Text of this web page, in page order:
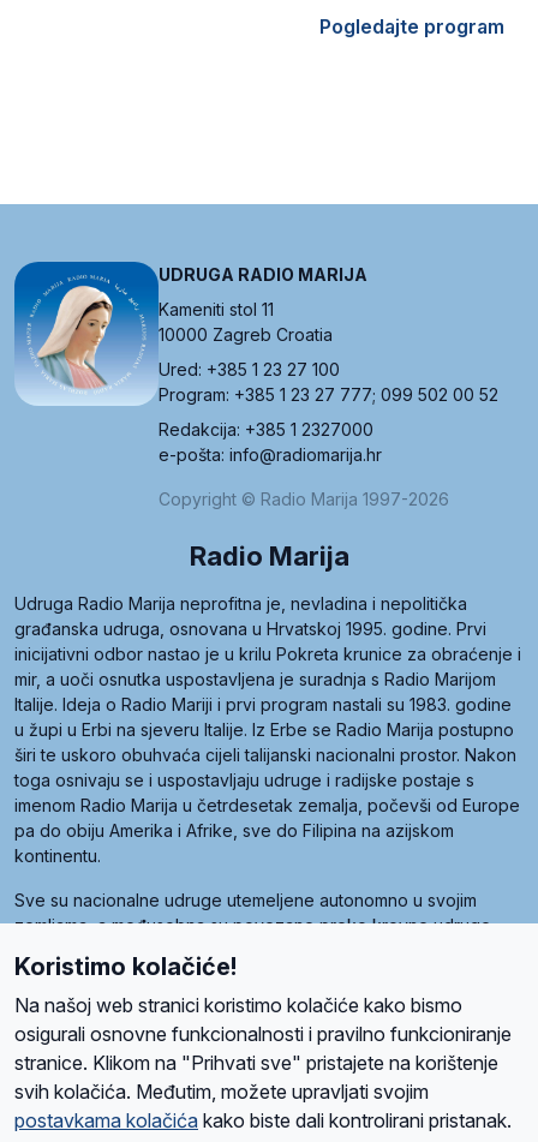
Pogledajte program
UDRUGA RADIO MARIJA
Kameniti stol 11
10000 Zagreb Croatia
Ured: +385 1 23 27 100
Program: +385 1 23 27 777; 099 502 00 52
Redakcija: +385 1 2327000
e-pošta: info@radiomarija.hr
Copyright © Radio Marija 1997-2026
Radio Marija
Udruga Radio Marija neprofitna je, nevladina i nepolitička
građanska udruga, osnovana u Hrvatskoj 1995. godine. Prvi
inicijativni odbor nastao je u krilu Pokreta krunice za obraćenje i
mir, a uoči osnutka uspostavljena je suradnja s Radio Marijom
Italije. Ideja o Radio Mariji i prvi program nastali su 1983. godine
u župi u Erbi na sjeveru Italije. Iz Erbe se Radio Marija postupno
širi te uskoro obuhvaća cijeli talijanski nacionalni prostor. Nakon
toga osnivaju se i uspostavljaju udruge i radijske postaje s
imenom Radio Marija u četrdesetak zemalja, počevši od Europe
pa do obiju Amerika i Afrike, sve do Filipina na azijskom
kontinentu.
Sve su nacionalne udruge utemeljene autonomno u svojim
zemljama, a međusobna su povezane preko krovne udruge
Radio Maria). Svjetsku obitelj utemeljilo je sedam članica, među
kojima je i hrvatska Udruga Radio Marija.
O namaRadio ProgramVolonteriPrijateljiKontaktPravila privatnosti
Koristimo kolačiće!
Na našoj web stranici koristimo kolačiće kako bismo
osigurali osnovne funkcionalnosti i pravilno funkcioniranje
stranice. Klikom na "Prihvati sve" pristajete na korištenje
svih kolačića. Međutim, možete upravljati svojim
postavkama kolačića kako biste dali kontrolirani pristanak.